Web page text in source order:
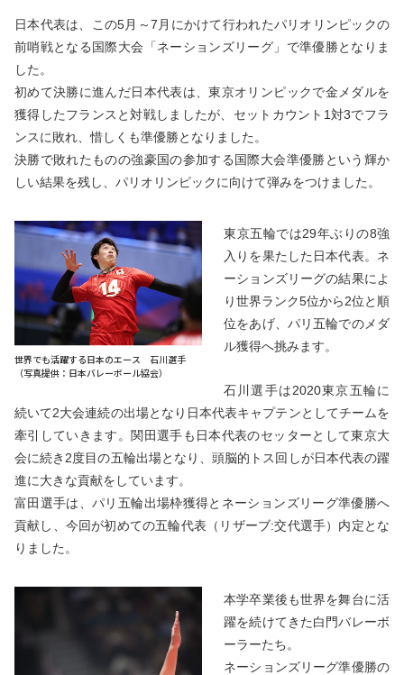
日本代表は、この5月～7月にかけて行われたパリオリンピックの
前哨戦となる国際大会「ネーションズリーグ」で準優勝となりま
した。
初めて決勝に進んだ日本代表は、東京オリンピックで金メダルを
獲得したフランスと対戦しましたが、セットカウント1対3でフラ
ンスに敗れ、惜しくも準優勝となりました。
決勝で敗れたものの強豪国の参加する国際大会準優勝という輝か
しい結果を残し、パリオリンピックに向けて弾みをつけました。
世界でも活躍する日本のエース 石川選手
（写真提供：日本バレーボール協会）
東京五輪では29年ぶりの8強
入りを果たした日本代表。ネ
ーションズリーグの結果によ
り世界ランク5位から2位と順
位をあげ、パリ五輪でのメダ
ル獲得へ挑みます。
石川選手は2020東京五輪に
続いて2大会連続の出場となり日本代表キャプテンとしてチームを
牽引していきます。関田選手も日本代表のセッターとして東京大
会に続き2度目の五輪出場となり、頭脳的トス回しが日本代表の躍
進に大きな貢献をしています。
富田選手は、パリ五輪出場枠獲得とネーションズリーグ準優勝へ
貢献し、今回が初めての五輪代表（リザーブ:交代選手）内定とな
りました。
本学卒業後も世界を舞台に活
躍を続けてきた白門バレーボ
ーラーたち。
ネーションズリーグ準優勝の